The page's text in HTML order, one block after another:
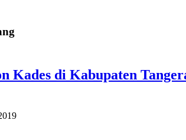
Kades di Kabupaten